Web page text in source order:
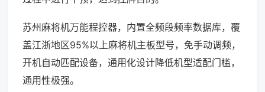
苏州麻将机万能程控器，内置全频段频率数据库，覆
盖江浙地区95%以上麻将机主板型号，免手动调频，
开机自动匹配设备，通用化设计降低机型适配门槛，
通用性极强。